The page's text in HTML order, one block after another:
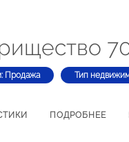
Продажа Тип
ПОДРОБНЕЕ